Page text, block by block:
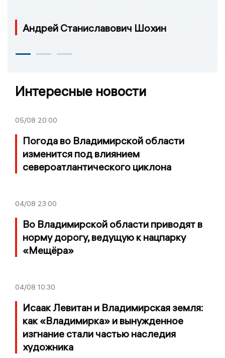
Андрей Станиславович Шохин
Интересные новости
05/08 20:00
Погода во Владимирской области
изменится под влиянием
североатлантического циклона
04/08 23:00
Во Владимирской области приводят в
норму дорогу, ведущую к нацпарку
«Мещёра»
04/08 10:30
Исаак Левитан и Владимирская земля:
как «Владимирка» и вынужденное
изгнание стали частью наследия
художника